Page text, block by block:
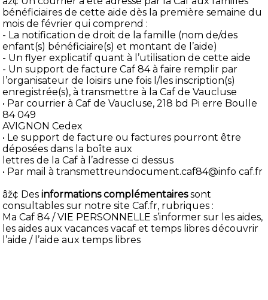
bénéficiaires de cette aide dès la première semaine du
mois de février qui comprend :
- La notification de droit de la famille (nom de/des
enfant(s) bénéficiaire(s) et montant de l’aide)
- Un flyer explicatif quant à l’utilisation de cette aide
- Un support de facture Caf 84 à faire remplir par
l’organisateur de loisirs une fois l/les inscription(s)
enregistrée(s), à transmettre à la Caf de Vaucluse
• Par courrier à Caf de Vaucluse, 218 bd Pi erre Boulle
84 049
AVIGNON Cedex
• Le support de facture ou factures pourront être
déposées dans la boîte aux
lettres de la Caf à l’adresse ci dessus
• Par mail à transmettreundocument.caf84@info caf.fr
âž¢ Desinformations complémentairessont
consultables sur notre site Caf.fr, rubriques :
Ma Caf 84 / VIE PERSONNELLE s’informer sur les aides,
les aides aux vacances vacaf et temps libres découvrir
l’aide / l’aide aux temps libres